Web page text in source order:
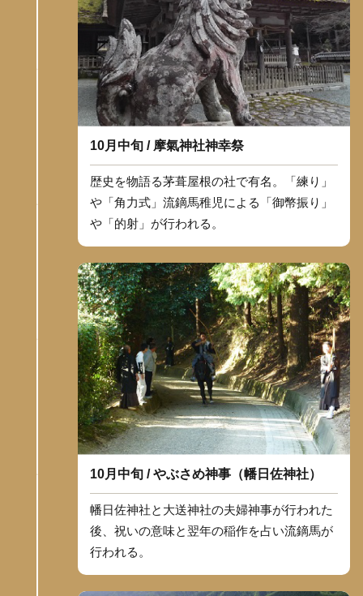
10月中旬 / 摩氣神社神幸祭
歴史を物語る茅葺屋根の社で有名。「練り」
や「角力式」流鏑馬稚児による「御幣振り」
や「的射」が行われる。
10月中旬 / やぶさめ神事（幡日佐神社）
幡日佐神社と大送神社の夫婦神事が行われた
後、祝いの意味と翌年の稲作を占い流鏑馬が
行われる。